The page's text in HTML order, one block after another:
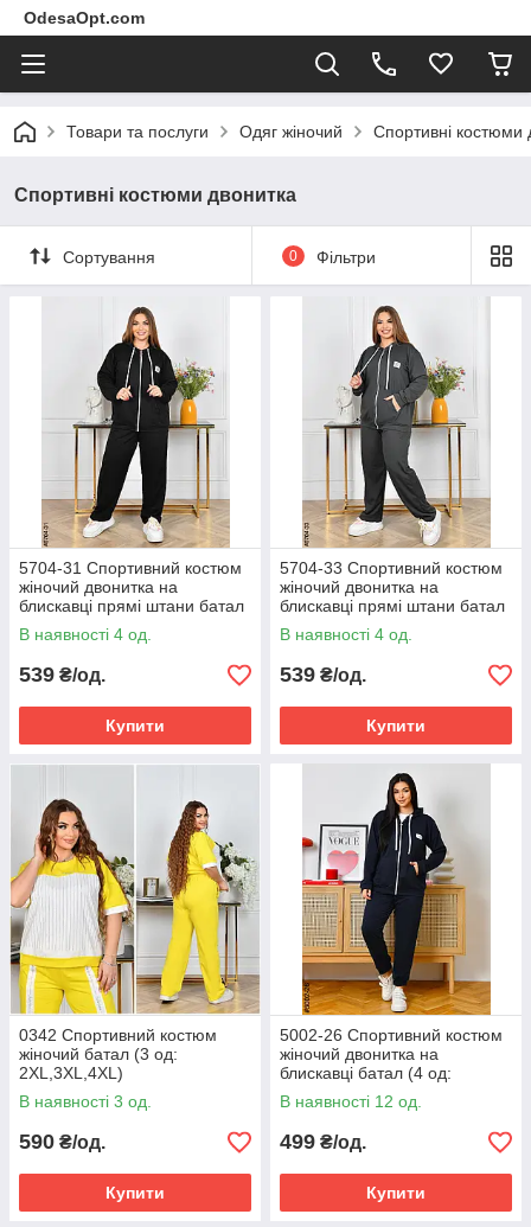
OdesaOpt.com
Товари та послуги Одяг жіночий Спортивні костюми
Спортивні костюми двонитка
Сортування 0 Фільтри
5704-31 Спортивний костюм
жіночий двонитка на
блискавці прямі штани батал
(4 од: 50,52,54,56)
В наявності 4 од.
539 ₴/од.
Купити
5704-33 Спортивний костюм
жіночий двонитка на
блискавці прямі штани батал
(4 од: 50,52,54,56)
В наявності 4 од.
539 ₴/од.
Купити
0342 Спортивний костюм
жіночий батал (3 од:
2XL,3XL,4XL)
В наявності 3 од.
590 ₴/од.
Купити
5002-26 Спортивний костюм
жіночий двонитка на
блискавці батал (4 од:
50,52,54,56)
В наявності 12 од.
499 ₴/од.
Купити